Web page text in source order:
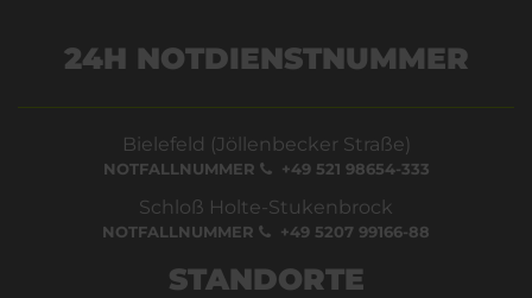
24H NOTDIENSTNUMMER
Bielefeld (Jöllenbecker Straße)
NOTFALLNUMMER +49 521 98654-333
Schloß Holte-Stukenbrock
NOTFALLNUMMER +49 5207 99166-88
STANDORTE